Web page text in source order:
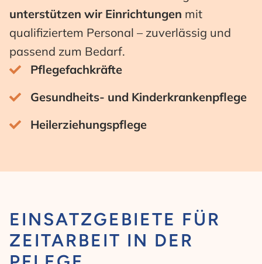
unterstützen wir Einrichtungen mit
qualifiziertem Personal – zuverlässig und
passend zum Bedarf.
Pflegefachkräfte
Gesundheits- und Kinderkrankenpflege
Heilerziehungspflege
EINSATZGEBIETE FÜR
ZEITARBEIT IN DER